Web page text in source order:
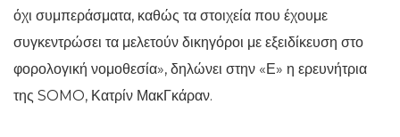
όχι συμπεράσματα, καθώς τα στοιχεία που έχουμε
συγκεντρώσει τα μελετούν δικηγόροι με εξειδίκευση στο
φορολογική νομοθεσία», δηλώνει στην «Ε» η ερευνήτρια
της SOMO, Κατρίν ΜακΓκάραν.